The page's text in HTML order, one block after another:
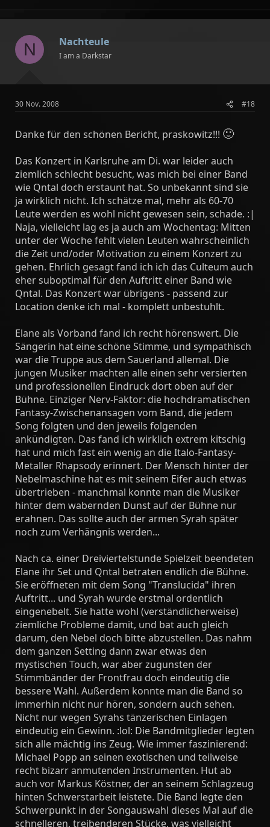
N Nachteule
I am a Darkstar
30 Nov. 2008 #18
Danke für den schönen Bericht, praskowitz!!! 🙂
Das Konzert in Karlsruhe am Di. war leider auch
ziemlich schlecht besucht, was mich bei einer Band
wie Qntal doch erstaunt hat. So unbekannt sind sie
ja wirklich nicht. Ich schätze mal, mehr als 60-70
Leute werden es wohl nicht gewesen sein, schade. :|
Naja, vielleicht lag es ja auch am Wochentag: Mitten
unter der Woche fehlt vielen Leuten wahrscheinlich
die Zeit und/oder Motivation zu einem Konzert zu
gehen. Ehrlich gesagt fand ich ich das Culteum auch
eher suboptimal für den Auftritt einer Band wie
Qntal. Das Konzert war übrigens - passend zur
Location denke ich mal - komplett unbestuhlt.
Elane als Vorband fand ich recht hörenswert. Die
Sängerin hat eine schöne Stimme, und sympathisch
war die Truppe aus dem Sauerland allemal. Die
jungen Musiker machten alle einen sehr versierten
und professionellen Eindruck dort oben auf der
Bühne. Einziger Nerv-Faktor: die hochdramatischen
Fantasy-Zwischenansagen vom Band, die jedem
Song folgten und den jeweils folgenden
ankündigten. Das fand ich wirklich extrem kitschig
hat und mich fast ein wenig an die Italo-Fantasy-
Metaller Rhapsody erinnert. Der Mensch hinter der
Nebelmaschine hat es mit seinem Eifer auch etwas
übertrieben - manchmal konnte man die Musiker
hinter dem wabernden Dunst auf der Bühne nur
erahnen. Das sollte auch der armen Syrah später
noch zum Verhängnis werden...
Nach ca. einer Dreiviertelstunde Spielzeit beendeten
Elane ihr Set und Qntal betraten endlich die Bühne.
Sie eröffneten mit dem Song "Translucida" ihren
Auftritt... und Syrah wurde erstmal ordentlich
eingenebelt. Sie hatte wohl (verständlicherweise)
ziemliche Probleme damit, und bat auch gleich
darum, den Nebel doch bitte abzustellen. Das nahm
dem ganzen Setting dann zwar etwas den
mystischen Touch, war aber zugunsten der
Stimmbänder der Frontfrau doch eindeutig die
bessere Wahl. Außerdem konnte man die Band so
immerhin nicht nur hören, sondern auch sehen.
Nicht nur wegen Syrahs tänzerischen Einlagen
eindeutig ein Gewinn. :lol: Die Bandmitglieder legten
sich alle mächtig ins Zeug. Wie immer faszinierend:
Michael Popp an seinen exotischen und teilweise
recht bizarr anmutenden Instrumenten. Hut ab
auch vor Markus Köstner, der an seinem Schlagzeug
hinten Schwerstarbeit leistete. Die Band legte den
Schwerpunkt in der Songauswahl dieses Mal auf die
schnelleren, treibenderen Stücke, was vielleicht